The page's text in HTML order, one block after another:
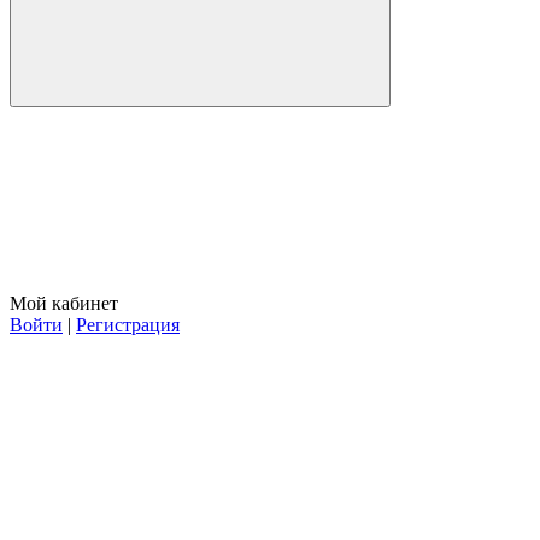
Мой кабинет
Войти | Регистрация